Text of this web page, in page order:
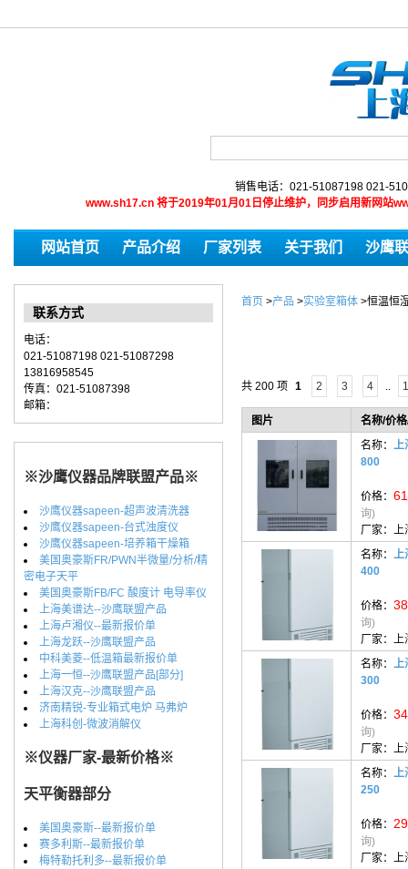
销售电话：021-51087198 021-
www.sh17.cn 将于2019年01月01日停止维护，同步启用新网站
网站首页 产品介绍 厂家列表 关于我们 沙鹰
联系方式
电话：
021-51087198 021-51087298
13816958545
传真：021-51087398
邮箱：
※沙鹰仪器品牌联盟产品※
沙鹰仪器sapeen-超声波清洗器
沙鹰仪器sapeen-台式浊度仪
沙鹰仪器sapeen-培养箱干燥箱
美国奥豪斯FR/PWN半微量/分析/精
密电子天平
美国奥豪斯FB/FC 酸度计 电导率仪
上海美谱达--沙鹰联盟产品
上海卢湘仪--最新报价单
上海龙跃--沙鹰联盟产品
中科美菱--低温箱最新报价单
上海一恒--沙鹰联盟产品[部分]
上海汉克--沙鹰联盟产品
济南精锐-专业箱式电炉 马弗炉
上海科创-微波消解仪
※仪器厂家-最新价格※
天平衡器部分
美国奥豪斯--最新报价单
赛多利斯--最新报价单
梅特勒托利多--最新报价单
首页 >产品 >实验室箱体 >恒温恒
共 200 项 1 2 3 4 ..
图片
名称/价
名称： 上
800
价格：
询)
厂家： 上
名称： 上
400
价格：
询)
厂家： 上
名称： 上
300
价格：
询)
厂家： 上
名称： 上
250
价格：
询)
厂家： 上